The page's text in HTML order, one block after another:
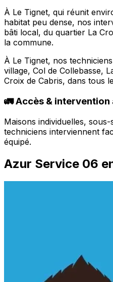
À Le Tignet, qui réunit
habitat peu dense, nos
bâti local, du quartier La
la commune.
À Le Tignet, nos
village, Col de Collebasse,
Croix de Cabris, dans tous
🚛 Accès & intervention
Maisons individuelles,
techniciens interviennent
équipé.
Azur Service 06